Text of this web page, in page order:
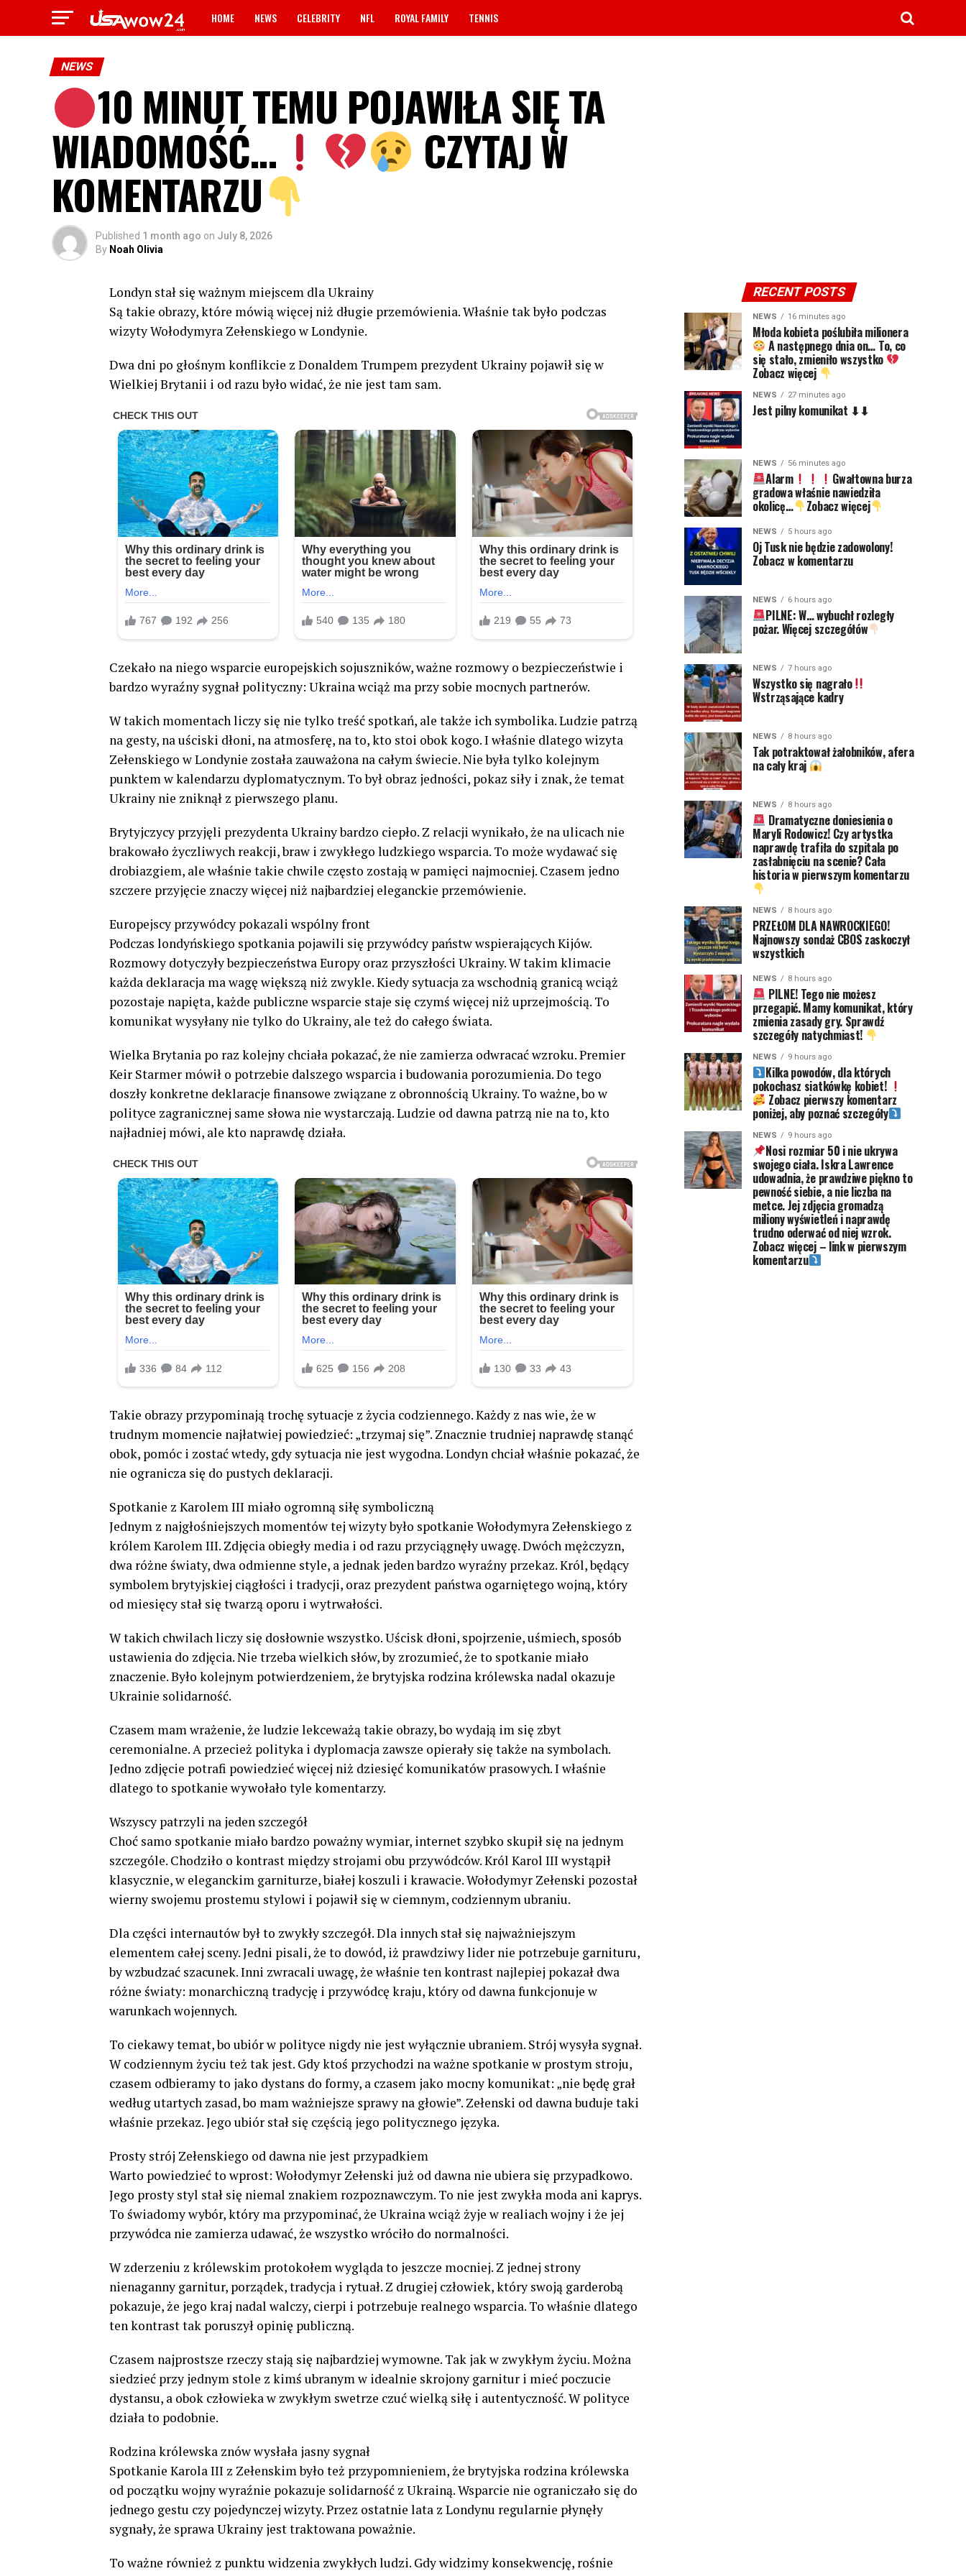
HOME NEWS CELEBRITY NFL ROYAL FAMILY TENNIS
NEWS
10 MINUT TEMU POJAWIŁA SIĘ TA
WIADOMOŚĆ… CZYTAJ W
KOMENTARZU
Published 1 month ago on July 8, 2026
By Noah Olivia
Londyn stał się ważnym miejscem dla Ukrainy
Są takie obrazy, które mówią więcej niż długie przemówienia. Właśnie tak było podczas
wizyty Wołodymyra Zełenskiego w Londynie.
Dwa dni po głośnym konflikcie z Donaldem Trumpem prezydent Ukrainy pojawił się w
Wielkiej Brytanii i od razu było widać, że nie jest tam sam.
Czekało na niego wsparcie europejskich sojuszników, ważne rozmowy o bezpieczeństwie i
bardzo wyraźny sygnał polityczny: Ukraina wciąż ma przy sobie mocnych partnerów.
W takich momentach liczy się nie tylko treść spotkań, ale także ich symbolika. Ludzie patrzą
na gesty, na uściski dłoni, na atmosferę, na to, kto stoi obok kogo. I właśnie dlatego wizyta
Zełenskiego w Londynie została zauważona na całym świecie. Nie była tylko kolejnym
punktem w kalendarzu dyplomatycznym. To był obraz jedności, pokaz siły i znak, że temat
Ukrainy nie zniknął z pierwszego planu.
Brytyjczycy przyjęli prezydenta Ukrainy bardzo ciepło. Z relacji wynikało, że na ulicach nie
brakowało życzliwych reakcji, braw i zwykłego ludzkiego wsparcia. To może wydawać się
drobiazgiem, ale właśnie takie chwile często zostają w pamięci najmocniej. Czasem jedno
szczere przyjęcie znaczy więcej niż najbardziej eleganckie przemówienie.
Europejscy przywódcy pokazali wspólny front
Podczas londyńskiego spotkania pojawili się przywódcy państw wspierających Kijów.
Rozmowy dotyczyły bezpieczeństwa Europy oraz przyszłości Ukrainy. W takim klimacie
każda deklaracja ma wagę większą niż zwykle. Kiedy sytuacja za wschodnią granicą wciąż
pozostaje napięta, każde publiczne wsparcie staje się czymś więcej niż uprzejmością. To
komunikat wysyłany nie tylko do Ukrainy, ale też do całego świata.
Wielka Brytania po raz kolejny chciała pokazać, że nie zamierza odwracać wzroku. Premier
Keir Starmer mówił o potrzebie dalszego wsparcia i budowania porozumienia. Do tego
doszły konkretne deklaracje finansowe związane z obronnością Ukrainy. To ważne, bo w
polityce zagranicznej same słowa nie wystarczają. Ludzie od dawna patrzą nie na to, kto
najładniej mówi, ale kto naprawdę działa.
Takie obrazy przypominają trochę sytuacje z życia codziennego. Każdy z nas wie, że w
trudnym momencie najłatwiej powiedzieć: „trzymaj się”. Znacznie trudniej naprawdę stanąć
obok, pomóc i zostać wtedy, gdy sytuacja nie jest wygodna. Londyn chciał właśnie pokazać, że
nie ogranicza się do pustych deklaracji.
Spotkanie z Karolem III miało ogromną siłę symboliczną
Jednym z najgłośniejszych momentów tej wizyty było spotkanie Wołodymyra Zełenskiego z
królem Karolem III. Zdjęcia obiegły media i od razu przyciągnęły uwagę. Dwóch mężczyzn,
dwa różne światy, dwa odmienne style, a jednak jeden bardzo wyraźny przekaz. Król, będący
symbolem brytyjskiej ciągłości i tradycji, oraz prezydent państwa ogarniętego wojną, który
od miesięcy stał się twarzą oporu i wytrwałości.
W takich chwilach liczy się dosłownie wszystko. Uścisk dłoni, spojrzenie, uśmiech, sposób
ustawienia do zdjęcia. Nie trzeba wielkich słów, by zrozumieć, że to spotkanie miało
znaczenie. Było kolejnym potwierdzeniem, że brytyjska rodzina królewska nadal okazuje
Ukrainie solidarność.
Czasem mam wrażenie, że ludzie lekceważą takie obrazy, bo wydają im się zbyt
ceremonialne. A przecież polityka i dyplomacja zawsze opierały się także na symbolach.
Jedno zdjęcie potrafi powiedzieć więcej niż dziesięć komunikatów prasowych. I właśnie
dlatego to spotkanie wywołało tyle komentarzy.
Wszyscy patrzyli na jeden szczegół
Choć samo spotkanie miało bardzo poważny wymiar, internet szybko skupił się na jednym
szczególe. Chodziło o kontrast między strojami obu przywódców. Król Karol III wystąpił
klasycznie, w eleganckim garniturze, białej koszuli i krawacie. Wołodymyr Zełenski pozostał
wierny swojemu prostemu stylowi i pojawił się w ciemnym, codziennym ubraniu.
Dla części internautów był to zwykły szczegół. Dla innych stał się najważniejszym
elementem całej sceny. Jedni pisali, że to dowód, iż prawdziwy lider nie potrzebuje garnituru,
by wzbudzać szacunek. Inni zwracali uwagę, że właśnie ten kontrast najlepiej pokazał dwa
różne światy: monarchiczną tradycję i przywódcę kraju, który od dawna funkcjonuje w
warunkach wojennych.
To ciekawy temat, bo ubiór w polityce nigdy nie jest wyłącznie ubraniem. Strój wysyła sygnał.
W codziennym życiu też tak jest. Gdy ktoś przychodzi na ważne spotkanie w prostym stroju,
czasem odbieramy to jako dystans do formy, a czasem jako mocny komunikat: „nie będę grał
według utartych zasad, bo mam ważniejsze sprawy na głowie”. Zełenski od dawna buduje taki
właśnie przekaz. Jego ubiór stał się częścią jego politycznego języka.
Prosty strój Zełenskiego od dawna nie jest przypadkiem
Warto powiedzieć to wprost: Wołodymyr Zełenski już od dawna nie ubiera się przypadkowo.
Jego prosty styl stał się niemal znakiem rozpoznawczym. To nie jest zwykła moda ani kaprys.
To świadomy wybór, który ma przypominać, że Ukraina wciąż żyje w realiach wojny i że jej
przywódca nie zamierza udawać, że wszystko wróciło do normalności.
W zderzeniu z królewskim protokołem wygląda to jeszcze mocniej. Z jednej strony
nienaganny garnitur, porządek, tradycja i rytuał. Z drugiej człowiek, który swoją garderobą
pokazuje, że jego kraj nadal walczy, cierpi i potrzebuje realnego wsparcia. To właśnie dlatego
ten kontrast tak poruszył opinię publiczną.
Czasem najprostsze rzeczy stają się najbardziej wymowne. Tak jak w zwykłym życiu. Można
siedzieć przy jednym stole z kimś ubranym w idealnie skrojony garnitur i mieć poczucie
dystansu, a obok człowieka w zwykłym swetrze czuć wielką siłę i autentyczność. W polityce
działa to podobnie.
Rodzina królewska znów wysłała jasny sygnał
Spotkanie Karola III z Zełenskim było też przypomnieniem, że brytyjska rodzina królewska
od początku wojny wyraźnie pokazuje solidarność z Ukrainą. Wsparcie nie ograniczało się do
jednego gestu czy pojedynczej wizyty. Przez ostatnie lata z Londynu regularnie płynęły
sygnały, że sprawa Ukrainy jest traktowana poważnie.
To ważne również z punktu widzenia zwykłych ludzi. Gdy widzimy konsekwencję, rośnie
RECENT POSTS
NEWS 16 minutes ago
Młoda kobieta poślubiła milionera
A następnego dnia on… To, co
się stało, zmieniło wszystko
Zobacz więcej
NEWS 27 minutes ago
Jest pilny komunikat ⬇⬇
NEWS 56 minutes ago
Alarm Gwałtowna burza
gradowa właśnie nawiedziła
okolicę… Zobacz więcej
NEWS 5 hours ago
Oj Tusk nie będzie zadowolony!
Zobacz w komentarzu
NEWS 6 hours ago
PILNE: W… wybuchł rozległy
pożar. Więcej szczegółów
NEWS 7 hours ago
Wszystko się nagrało
Wstrząsające kadry
NEWS 8 hours ago
Tak potraktował żałobników, afera
na cały kraj
NEWS 8 hours ago
Dramatyczne doniesienia o
Maryli Rodowicz! Czy artystka
naprawdę trafiła do szpitala po
zasłabnięciu na scenie? Cała
historia w pierwszym komentarzu
NEWS 8 hours ago
PRZEŁOM DLA NAWROCKIEGO!
Najnowszy sondaż CBOS zaskoczył
wszystkich
NEWS 8 hours ago
PILNE! Tego nie możesz
przegapić. Mamy komunikat, który
zmienia zasady gry. Sprawdź
szczegóły natychmiast!
NEWS 9 hours ago
Kilka powodów, dla których
pokochasz siatkówkę kobiet!
Zobacz pierwszy komentarz
poniżej, aby poznać szczegóły
NEWS 9 hours ago
Nosi rozmiar 50 i nie ukrywa
swojego ciała. Iskra Lawrence
udowadnia, że prawdziwe piękno to
pewność siebie, a nie liczba na
metce. Jej zdjęcia gromadzą
miliony wyświetleń i naprawdę
trudno oderwać od niej wzrok.
Zobacz więcej – link w pierwszym
komentarzu